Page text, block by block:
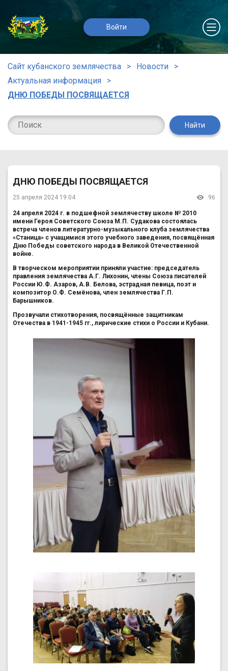
Войти
Сайт кубанского землячества
Новости
Актуальная информация
ДНЮ ПОБЕДЫ ПОСВЯЩАЕТСЯ
Найти
ДНЮ ПОБЕДЫ ПОСВЯЩАЕТСЯ
25 апреля 2024 19:04 96
24 апреля 2024 г. в подшефной землячеству школе № 2010
имени Героя Советского Союза М.П. Судакова состоялась
встреча членов литературно-музыкального клуба землячества
«Станица» с учащимися этого учебного заведения, посвящённая
Дню Победы советского народа в Великой Отечественной
войне.
В творческом мероприятии приняли участие: председатель
правления землячества А.Г. Лихонин, члены Союза писателей
России Ю.Ф. Азаров, А.В. Белова, эстрадная певица, поэт и
композитор О.Ф. Семёнова, член землячества Г.П.
Барышников.
Прозвучали стихотворения, посвящённые защитникам
Отечества в 1941-1945 гг., лирические стихи о России и Кубани.